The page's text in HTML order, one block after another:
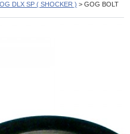
DLX SP ( SHOCKER ) > GOG BOLT